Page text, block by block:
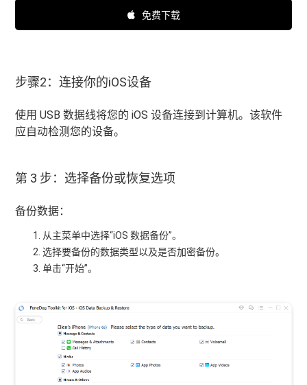
免费下载
步骤2：连接你的iOS设备
使用 USB 数据线将您的 iOS 设备连接到计算机。该软件
应自动检测您的设备。
第 3 步：选择备份或恢复选项
备份数据：
从主菜单中选择“iOS 数据备份”。
选择要备份的数据类型以及是否加密备份。
单击“开始”。